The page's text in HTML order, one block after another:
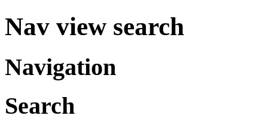
Nav view search
Navigation
Search